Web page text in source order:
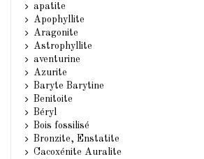
apatite
Apophyllite
Aragonite
Astrophyllite
aventurine
Azurite
Baryte Barytine
Benitoite
Béryl
Bois fossilisé
Bronzite, Enstatite
Cacoxénite Auralite